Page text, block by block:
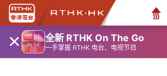
× 全新 RTHK On The Go
一手掌握 RTHK 电台、电视节目